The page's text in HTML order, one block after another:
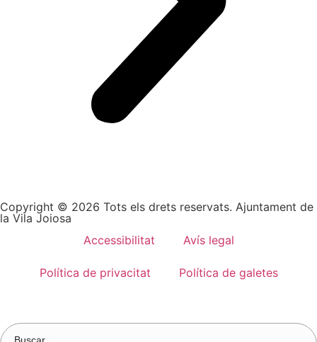
Copyright © 2026 Tots els drets reservats. Ajuntament de
la Vila Joiosa
Accessibilitat
Avís legal
Política de privacitat Política de galetes